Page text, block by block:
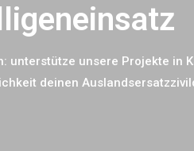
unsere Projekte in
deinen